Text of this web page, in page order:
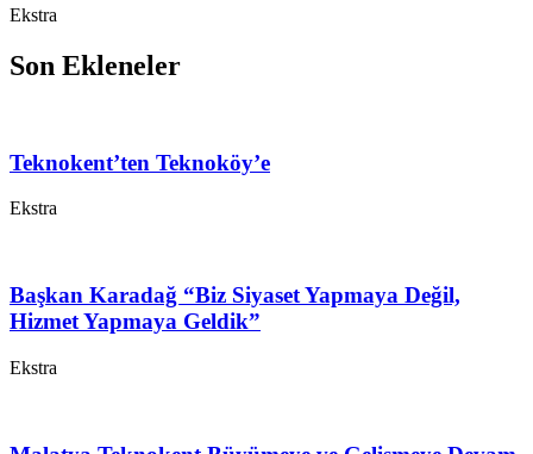
Ekstra
Son Ekleneler
Teknokent’ten Teknoköy’e
Ekstra
Başkan Karadağ “Biz Siyaset Yapmaya Değil,
Hizmet Yapmaya Geldik”
Ekstra